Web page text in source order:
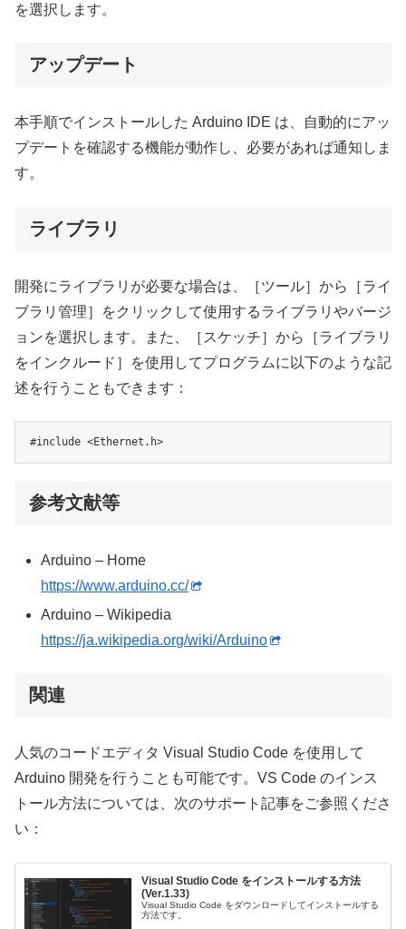
を選択します。
アップデート
本手順でインストールした Arduino IDE は、自動的にアッ
プデートを確認する機能が動作し、必要があれば通知しま
す。
ライブラリ
開発にライブラリが必要な場合は、［ツール］から［ライ
ブラリ管理］をクリックして使用するライブラリやバージ
ョンを選択します。また、［スケッチ］から［ライブラリ
をインクルード］を使用してプログラムに以下のような記
述を行うこともできます：
#include <Ethernet.h>
参考文献等
Arduino – Home
https://www.arduino.cc/
Arduino – Wikipedia
https://ja.wikipedia.org/wiki/Arduino
関連
人気のコードエディタ Visual Studio Code を使用して
Arduino 開発を行うことも可能です。VS Code のインス
トール方法については、次のサポート記事をご参照くださ
い：
Visual Studio Code をインストールする方法
(Ver.1.33)
Visual Studio Code をダウンロードしてインストールする
方法です。